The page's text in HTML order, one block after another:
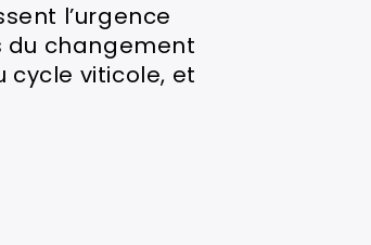
l’urgence
du changement
viticole, et